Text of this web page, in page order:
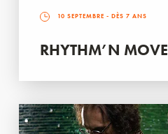
10 SEPTEMBRE - DÈS 7 ANS
RHYTHM’N MOVE